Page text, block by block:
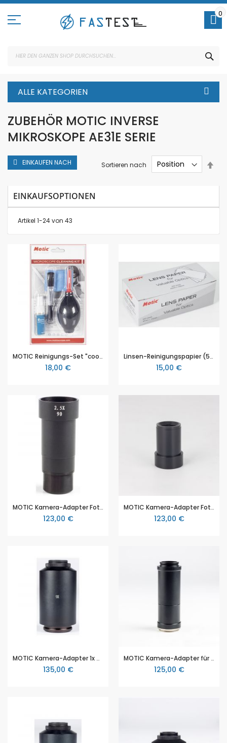
Direkt
Inhalt
0
ALLE KATEGORIEN
ZUBEHÖR MOTIC INVERSE
MIKROSKOPE AE31E SERIE
Artikel 1-24von 43
Sortieren nach
MOTIC Reinigungs-Set "coolClean pro"
18,00 €
Linsen-Reinigungspapier (500er Pack)
15,00 €
MOTIC Kamera-Adapter Fotookular 2,5x für SLR (ohne Fotoadapter)
123,00 €
MOTIC Kamera-Adapter Fotookular 4x für SLR (ohne Fotoadapter)
123,00 €
MOTIC Kamera-Adapter 1x C-Mount Kamera Adapter (ohne Optik)
135,00 €
MOTIC Kamera-Adapter für SLR (ohne Fotookular)
125,00 €
EINKAUFEN NACH
EINKAUFSOPTIONEN